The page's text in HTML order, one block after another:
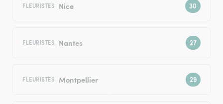
FLEURISTES Nice
FLEURISTES Nantes
FLEURISTES Montpellier